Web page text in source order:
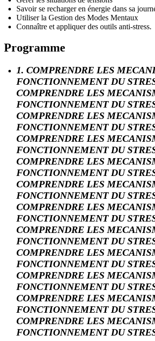
Savoir se recharger en énergie dans sa
Utiliser la Gestion des Modes Mentaux
Connaître et appliquer des outils anti-stress.
Programme
1. COMPRENDRE LES
FONCTIONNEMENT DU
COMPRENDRE LES
FONCTIONNEMENT DU
COMPRENDRE LES
FONCTIONNEMENT DU
COMPRENDRE LES
FONCTIONNEMENT DU
COMPRENDRE LES
FONCTIONNEMENT DU
COMPRENDRE LES
FONCTIONNEMENT DU
COMPRENDRE LES
FONCTIONNEMENT DU
COMPRENDRE LES
FONCTIONNEMENT DU
COMPRENDRE LES
FONCTIONNEMENT DU
COMPRENDRE LES
FONCTIONNEMENT DU
COMPRENDRE LES
FONCTIONNEMENT DU
COMPRENDRE LES
FONCTIONNEMENT DU